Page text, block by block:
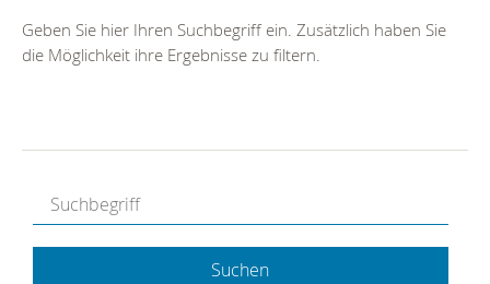
Geben Sie hier Ihren Suchbegriff ein. Zusätzlich haben Sie
die Möglichkeit ihre Ergebnisse zu filtern.
Suchen